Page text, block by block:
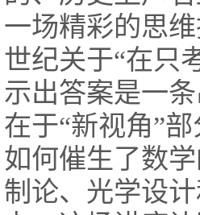
一场精彩的思
世纪关于“在只
示出答案是一
在于“新视角”
如何催生了数
制论、光学设